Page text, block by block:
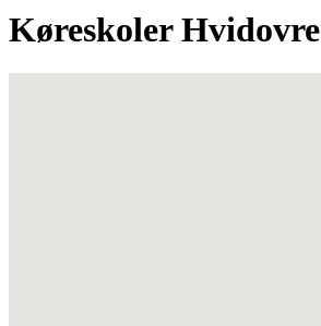
Køreskoler Hvidovre